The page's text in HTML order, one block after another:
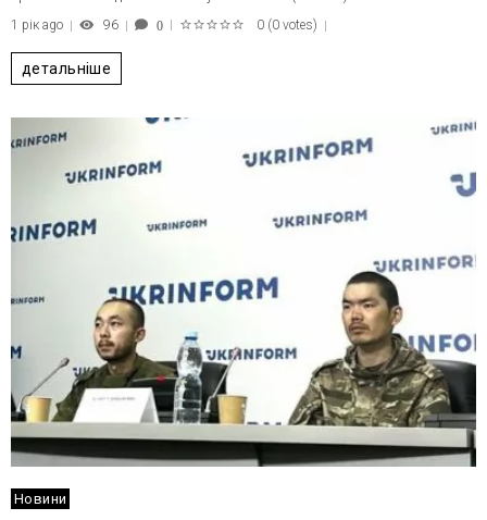
1 рік ago
96 0 0 (0 votes)
детальніше
Новини